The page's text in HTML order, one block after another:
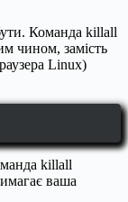
Команда killall
чином, замість
Linux)
killall
ваша